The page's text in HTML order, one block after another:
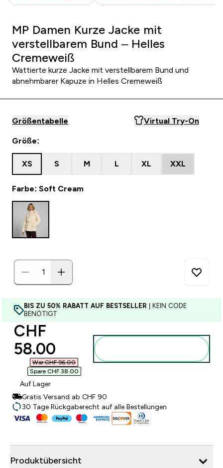
MP Damen Kurze Jacke mit
verstellbarem Bund – Helles
Cremeweiß
Wattierte kurze Jacke mit verstellbarem Bund und
abnehmbarer Kapuze in Helles Cremeweiß
Größentabelle Virtual Try-On
Größe:
XS S M L XL XXL
Farbe: Soft Cream
BIS ZU 50% RABATT AUF BESTSELLER | KEIN CODE
BENÖTIGT
discounted price
CHF
58.00‎
War CHF 96.00‎
Spare CHF 38.00‎
Auf Lager
Gratis Versand ab CHF 90
30 Tage Rückgaberecht auf alle Bestellungen
Produktübersicht